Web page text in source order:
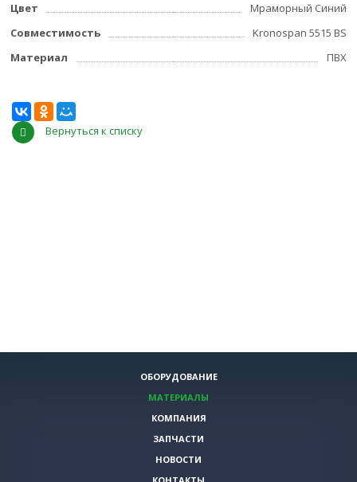
Цвет
Мраморный Синий
Совместимость
Kronospan 5515 BS
Материал
ПВХ
Вернуться к списку
ОБОРУДОВАНИЕ
МАТЕРИАЛЫ
КОМПАНИЯ
ЗАПЧАСТИ
НОВОСТИ